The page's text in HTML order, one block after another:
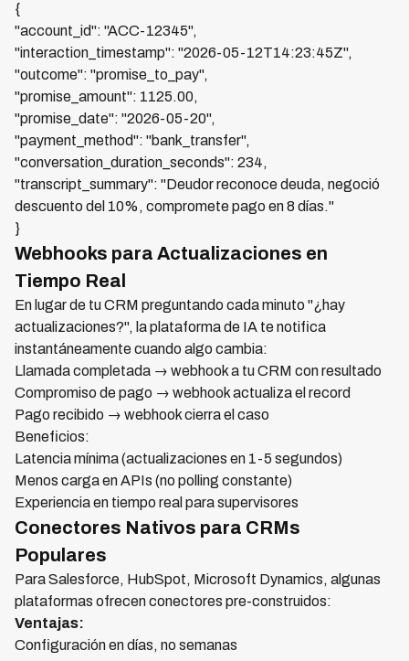
{
"account_id": "ACC-12345",
"interaction_timestamp": "2026-05-12T14:23:45Z",
"outcome": "promise_to_pay",
"promise_amount": 1125.00,
"promise_date": "2026-05-20",
"payment_method": "bank_transfer",
"conversation_duration_seconds": 234,
"transcript_summary": "Deudor reconoce deuda, negoció
descuento del 10%, compromete pago en 8 días."
}
Webhooks para Actualizaciones en
Tiempo Real
En lugar de tu CRM preguntando cada minuto "¿hay
actualizaciones?", la plataforma de IA te notifica
instantáneamente cuando algo cambia:
Llamada completada → webhook a tu CRM con resultado
Compromiso de pago → webhook actualiza el record
Pago recibido → webhook cierra el caso
Beneficios:
Latencia mínima (actualizaciones en 1-5 segundos)
Menos carga en APIs (no polling constante)
Experiencia en tiempo real para supervisores
Conectores Nativos para CRMs
Populares
Para Salesforce, HubSpot, Microsoft Dynamics, algunas
plataformas ofrecen conectores pre-construidos:
Ventajas:
Configuración en días, no semanas